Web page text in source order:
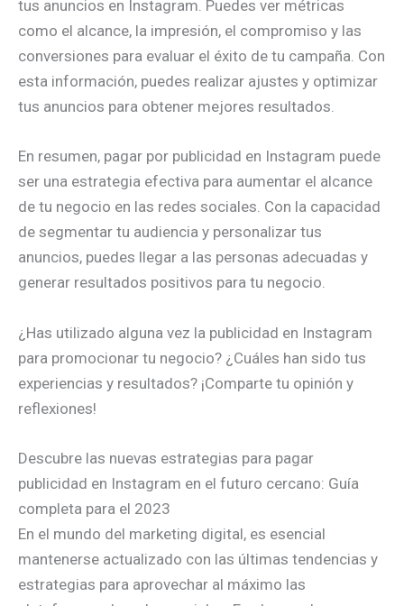
tus anuncios en Instagram. Puedes ver métricas
como el alcance, la impresión, el compromiso y las
conversiones para evaluar el éxito de tu campaña. Con
esta información, puedes realizar ajustes y optimizar
tus anuncios para obtener mejores resultados.
En resumen, pagar por publicidad en Instagram puede
ser una estrategia efectiva para aumentar el alcance
de tu negocio en las redes sociales. Con la capacidad
de segmentar tu audiencia y personalizar tus
anuncios, puedes llegar a las personas adecuadas y
generar resultados positivos para tu negocio.
¿Has utilizado alguna vez la publicidad en Instagram
para promocionar tu negocio? ¿Cuáles han sido tus
experiencias y resultados? ¡Comparte tu opinión y
reflexiones!
Descubre las nuevas estrategias para pagar
publicidad en Instagram en el futuro cercano: Guía
completa para el 2023
En el mundo del marketing digital, es esencial
mantenerse actualizado con las últimas tendencias y
estrategias para aprovechar al máximo las